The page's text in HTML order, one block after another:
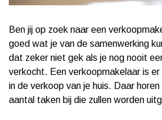
Ben jij op zoek naar een
goed wat je van de samenwerking
dat zeker niet gek als je nog nooit
verkocht. Een verkoopmakelaar is
in de verkoop van je huis. Daar
aantal taken bij die zullen worden